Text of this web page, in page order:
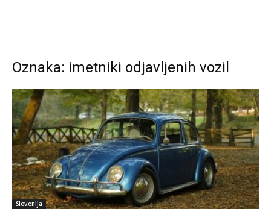
Oznaka: imetniki odjavljenih vozil
Slovenija